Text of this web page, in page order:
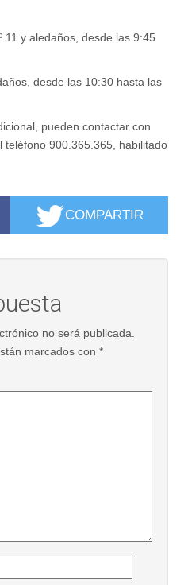
11 y aledaños, desde las 9:45
desde las 10:30 hasta las
pueden contactar con
teléfono 900.365.365, habilitado
COMPARTIR
no será publicada.
marcados con *